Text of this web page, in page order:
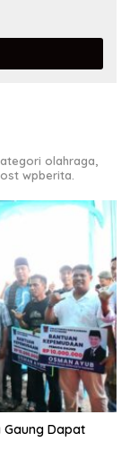
olahraga,
wpberita.
Gaung Dapat